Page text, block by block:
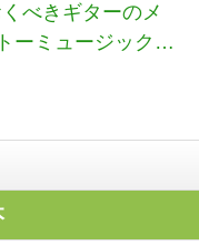
べきギターのメ
ーミュージック・